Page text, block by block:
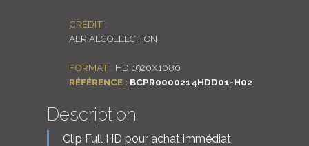
CRÉDIT :
AERIALCOLLECTION
FORMAT : HD 1920X1080
RÉFÉRENCE : BCPR0000214HDD01-H02
Description
Clip Full HD pour achat immédiat